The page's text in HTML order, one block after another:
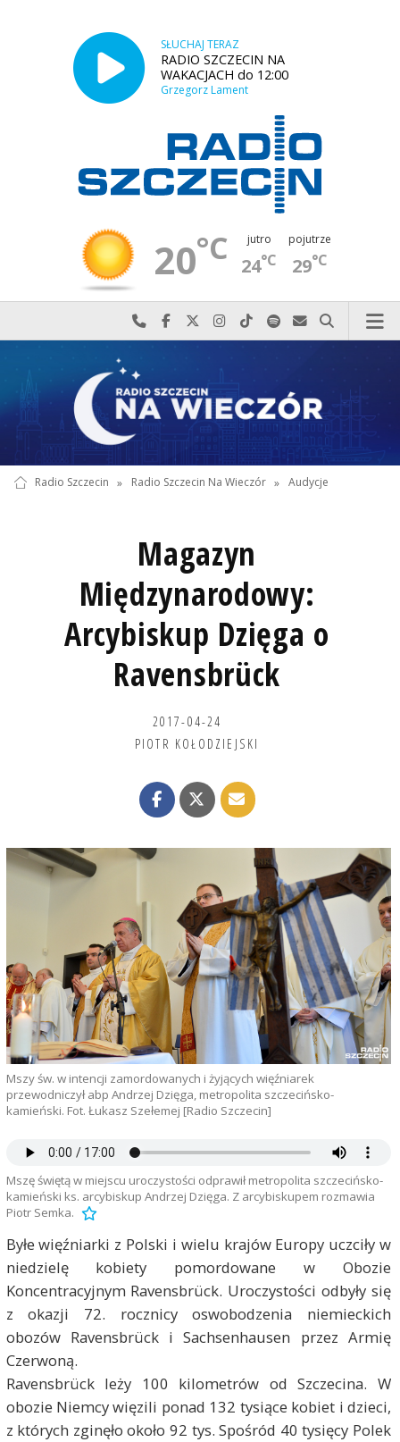
SŁUCHAJ TERAZ
RADIO SZCZECIN NA
WAKACJACH do 12:00
Grzegorz Lament
20°C jutro
24°C
pojutrze
29°C
Najlepiej po prostu do nas zadzwoń
Odwiedź nas na Facebook-u
Odwiedź nas na X
Odwiedź nas na Instagram-ie
Odwiedź nas na TikTok-u
Szukaj nas na Spotify
Wyślij do nas
Szukaj
Radio Szczecin » Radio Szczecin Na Wieczór » Audycje
Magazyn
Międzynarodowy:
Arcybiskup Dzięga o
Ravensbrück
2017-04-24
PIOTR KOŁODZIEJSKI
Mszy św. w intencji zamordowanych i żyjących więźniarek
przewodniczył abp Andrzej Dzięga, metropolita szczecińsko-
kamieński. Fot. Łukasz Szełemej [Radio Szczecin]
Mszę świętą w miejscu uroczystości odprawił metropolita szczecińsko-
kamieński ks. arcybiskup Andrzej Dzięga. Z arcybiskupem rozmawia
Piotr Semka.
Byłe więźniarki z Polski i wielu krajów Europy uczciły w
niedzielę kobiety pomordowane w Obozie
Koncentracyjnym Ravensbrück. Uroczystości odbyły się
z okazji 72. rocznicy oswobodzenia niemieckich
obozów Ravensbrück i Sachsenhausen przez Armię
Czerwoną.
Ravensbrück leży 100 kilometrów od Szczecina. W
obozie Niemcy więzili ponad 132 tysiące kobiet i dzieci,
z których zginęło około 92 tys. Spośród 40 tysięcy Polek